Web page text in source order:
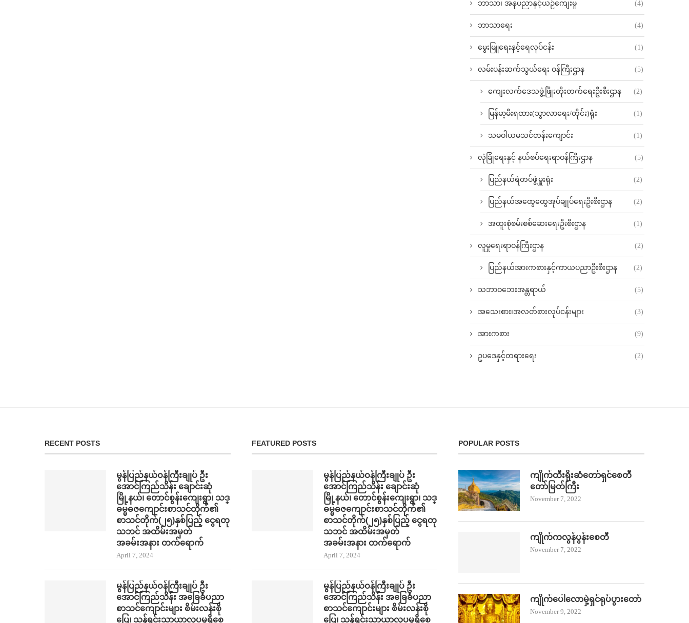
ဘာသာ၊ အနုပညာနှင့်ယဉ်ကျေးမူ (4)
ဘာသာရေး (4)
မွေးမြူရေးနှင့်ရေလုပ်ငန်း (1)
လမ်းပန်းဆက်သွယ်‌ရေး ဝန်ကြီးဌာန (5)
ကျေးလက်ဒေသဖွံ့ဖြိုးတိုးတက်ရေးဦးစီးဌာန (2)
မြန်မာ့မီးရထား(သွာလာရေး/တိုင်း)ရုံး (1)
သမဝါယမသင်တန်းကျောင်း (1)
လုံခြုံရေးနှင့် နယ်စပ်ရေးရာဝန်ကြီးဌာန (5)
ပြည်နယ်ရဲတပ်ဖွဲ့မှူးရုံး (2)
ပြည်နယ်အထွေထွေအုပ်ချုပ်ရေးဦးစီးဌာန (2)
အထူးစုံစမ်းစစ်ဆေးရေးဦးစီးဌာန (1)
လူမှုရေးရာဝန်ကြီးဌာန (2)
ပြည်နယ်အားကစားနှင့်ကာယပညာဦးစီးဌာန (2)
သဘာဝဘေးအန္တရာယ် (5)
အသေးစား၊အလတ်စားလုပ်ငန်းများ (3)
အားကစား (9)
ဥပဒေနှင့်တရားရေး (2)
RECENT POSTS
မွန်ပြည်နယ်ဝန်ကြီးချုပ် ဦး
အောင်ကြည်သိန်း ချောင်းဆုံ
မြို့နယ်၊ တောင်စွန်းကျေးရွာ၊ သဒ္
ဓမ္မဓဇကျောင်းစာသင်တိုက်၏
စာသင်တိုက်(၂၅)နှစ်ပြည့် ငွေရတု
သဘင် အထိမ်းအမှတ်
အခမ်းအနား တက်​ရောက်
April 7, 2024
မွန်ပြည်နယ်ဝန်ကြီးချုပ် ဦး
အောင်ကြည်သိန်း အ​ခြေခံပညာ
စာသင်​ကျောင်းများ စိမ်းလန်းစို​​
ပြေ​၊ သန့်ရှင်းသာယာလှ​ပ​မှုရှိ​စေ
FEATURED POSTS
မွန်ပြည်နယ်ဝန်ကြီးချုပ် ဦး
အောင်ကြည်သိန်း ချောင်းဆုံ
မြို့နယ်၊ တောင်စွန်းကျေးရွာ၊ သဒ္
ဓမ္မဓဇကျောင်းစာသင်တိုက်၏
စာသင်တိုက်(၂၅)နှစ်ပြည့် ငွေရတု
သဘင် အထိမ်းအမှတ်
အခမ်းအနား တက်​ရောက်
April 7, 2024
မွန်ပြည်နယ်ဝန်ကြီးချုပ် ဦး
အောင်ကြည်သိန်း အ​ခြေခံပညာ
စာသင်​ကျောင်းများ စိမ်းလန်းစို​​
ပြေ​၊ သန့်ရှင်းသာယာလှ​ပ​မှုရှိ​စေ
POPULAR POSTS
ကျိုက်ထီးရိုးဆံတော်ရှင်စေတီ
တော်မြတ်ကြီး
November 7, 2022
ကျိုက်ကလွန်ပွန်းစေတီ
November 7, 2022
ကျိုက်ပေါလောမှဲ့ရှင်ရုပ်ပွားတော်
November 9, 2022